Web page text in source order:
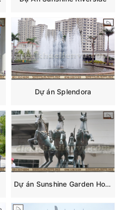
Dự án Splendora
Dự án Sunshine Garden Hoàng Mai